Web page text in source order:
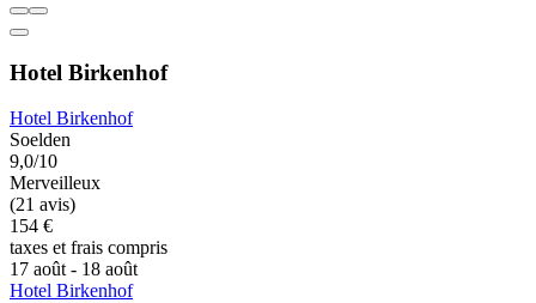
Hotel Birkenhof
Hotel Birkenhof
Soelden
9,0/10
Merveilleux
(21 avis)
154 €
taxes et frais compris
17 août - 18 août
Hotel Birkenhof